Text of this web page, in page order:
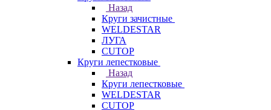
Назад
Круги зачистные
WELDESTAR
ЛУГА
CUTOP
Круги лепестковые
Назад
Круги лепестковые
WELDESTAR
CUTOP